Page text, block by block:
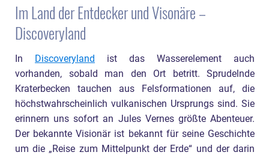
Im Land der Entdecker und Visonäre –
Discoveryland
In Discoveryland
ist das Wasserelement auch
vorhanden, sobald man den Ort betritt. Sprudelnde
Kraterbecken tauchen aus Felsformationen auf, die
höchstwahrscheinlich vulkanischen Ursprungs sind. Sie
erinnern uns sofort an Jules Vernes größte Abenteuer.
Der bekannte Visionär ist bekannt für seine Geschichte
um die „Reise zum Mittelpunkt der Erde“ und der darin